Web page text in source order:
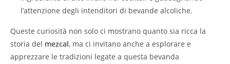
l’attenzione degli intenditori di bevande alcoliche.
Queste curiosità non solo ci mostrano quanto sia ricca la
storia del mezcal, ma ci invitano anche a esplorare e
apprezzare le tradizioni legate a questa bevanda